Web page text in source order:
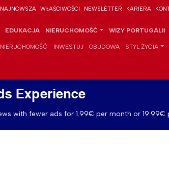
NAJNOWSZA WŁAŚCIWOŚCI NEWSLETTER KARIERA
EDUKACJA NIERUCHOMOŚĆ WIZY PORTUGALII
NIERUCHOMOŚĆ INWESTUJ OBUDOWA STYL ŻYCIA
Experience
with fewer ads for 1.99€ per month or 19.99€